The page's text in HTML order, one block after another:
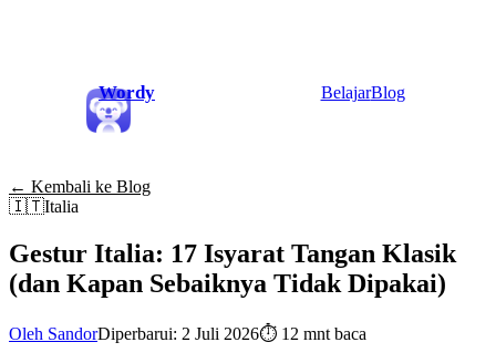
Wordy BelajarBlog
← Kembali ke Blog
🇮🇹Italia
Gestur Italia: 17 Isyarat Tangan Klasik
(dan Kapan Sebaiknya Tidak Dipakai)
Oleh SandorDiperbarui: 2 Juli 2026⏱ 12 mnt baca